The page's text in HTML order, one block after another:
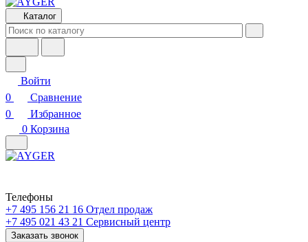
Каталог
Войти
0
Сравнение
0
Избранное
0 Корзина
Телефоны
+7 495 156 21 16 Отдел продаж
+7 495 021 43 21 Cервисный центр
Заказать звонок